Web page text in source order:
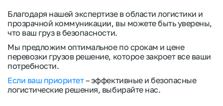
Благодаря нашей экспертизе в области логистики и
прозрачной коммуникации, вы можете быть уверены,
что ваш груз в безопасности.
Мы предложим оптимальное по срокам и цене
перевозки грузов решение, которое закроет все ваши
потребности.
Если ваш приоритет– эффективные и безопасные
логистические решения, выбирайте нас.